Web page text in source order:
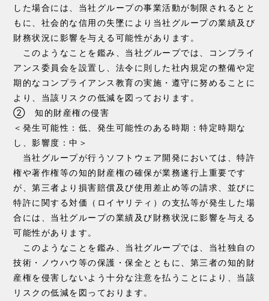
した場合には、当社グループの事業活動が制限されるとと
もに、社会的な信用の失墜により当社グループの業績及び
財務状況に影響を与える可能性があります。
このようなことを鑑み、当社グループでは、コンプライ
アンス委員会を設置し、法令に則した社内規定の整備や定
期的なコンプライアンス教育の実施・遵守に努めることに
より、当該リスクの低減を図っております。
② 知的財産権の侵害
＜発生可能性：低、発生可能性のある時期：特定時期な
し、影響度：中＞
当社グループが行うソフトウェア開発においては、特許
権や著作権等の知的財産権の確保が業務遂行上重要です
が、第三者より損害賠償及び使用差止め等の請求、並びに
特許に関する対価（ロイヤリティ）の支払等が発生した場
合には、当社グループの業績及び財務状況に影響を与える
可能性があります。
このようなことを鑑み、当社グループでは、当社独自の
技術・ノウハウ等の保護・保全とともに、第三者の知的財
産権を侵害しないよう十分な注意を払うことにより、当該
リスクの低減を図っております。